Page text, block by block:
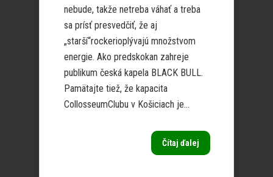
nebude, takže netreba váhať a treba
sa prísť presvedčiť, že aj
„starší“rockerioplývajú množstvom
energie. Ako predskokan zahreje
publikum česká kapela BLACK BULL.
Pamätajte tiež, že kapacita
CollosseumClubu v Košiciach je...
Čítaj ďalej